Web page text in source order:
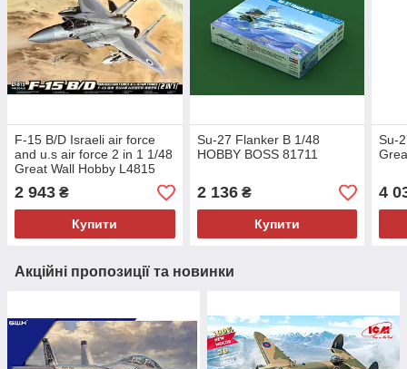
F-15 B/D Israeli air force
and u.s air force 2 in 1 1/48
Great Wall Hobby L4815
2 943 ₴
Купити
Su-27 Flanker B 1/48
HOBBY BOSS 81711
2 136₴
Купити
Su-
4
Акційні пропозиції та новинки